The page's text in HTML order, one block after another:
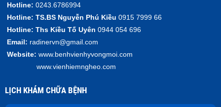
Hotline: 0243.6786994
Hotline: TS.BS Nguyễn Phú Kiều 0915 7999 66
Hotline: Ths Kiều Tố Uyên 0944 054 696
Email: radinervn@gmail.com
Website: www.benhvienhyvongmoi.com
www.vienhiemngheo.com
LỊCH KHÁM CHỮA BỆNH